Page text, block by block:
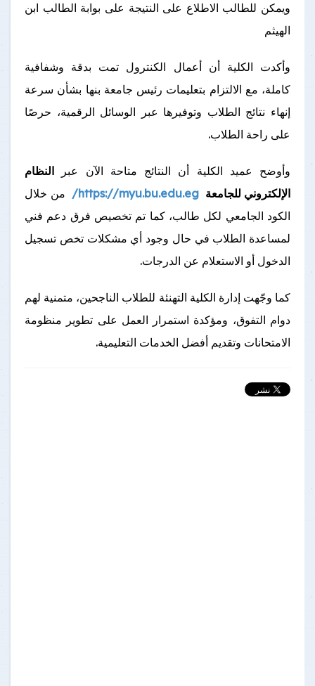
ويمكن للطالب الاطلاع على النتيجة على بوابة الطالب ابن
الهيثم
وأكدت الكلية أن أعمال الكنترول تمت بدقة وشفافية
كاملة، مع الالتزام بتعليمات رئيس جامعة بنها بشأن سرعة
إنهاء نتائج الطلاب وتوفيرها عبر الوسائل الرقمية، حرصًا
على راحة الطلاب.
وأوضح عميد الكلية أن النتائج متاحة الآن عبر النظام
الإلكتروني للجامعةhttps://myu.bu.edu.eg/
من خلال
الكود الجامعي لكل طالب، كما تم تخصيص فرق دعم فني
لمساعدة الطلاب في حال وجود أي مشكلات تخص تسجيل
الدخول أو الاستعلام عن الدرجات.
كما وجّهت إدارة الكلية التهنئة للطلاب الناجحين، متمنية لهم
دوام التفوق، ومؤكدة استمرار العمل على تطوير منظومة
الامتحانات وتقديم أفضل الخدمات التعليمية.